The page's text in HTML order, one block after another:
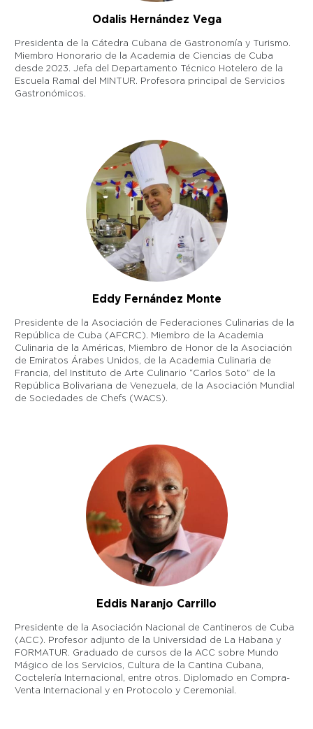
Odalis Hernández Vega
Presidenta de la Cátedra Cubana de Gastronomía y Turismo.
Miembro Honorario de la Academia de Ciencias de Cuba
desde 2023. Jefa del Departamento Técnico Hotelero de la
Escuela Ramal del MINTUR. Profesora principal de Servicios
Gastronómicos.
Eddy Fernández Monte
Presidente de la Asociación de Federaciones Culinarias de la
República de Cuba (AFCRC). Miembro de la Academia
Culinaria de la Américas, Miembro de Honor de la Asociación
de Emiratos Árabes Unidos, de la Academia Culinaria de
Francia, del Instituto de Arte Culinario “Carlos Soto” de la
República Bolivariana de Venezuela, de la Asociación Mundial
de Sociedades de Chefs (WACS).
Eddis Naranjo Carrillo
Presidente de la Asociación Nacional de Cantineros de Cuba
(ACC). Profesor adjunto de la Universidad de La Habana y
FORMATUR. Graduado de cursos de la ACC sobre Mundo
Mágico de los Servicios, Cultura de la Cantina Cubana,
Coctelería Internacional, entre otros. Diplomado en Compra-
Venta Internacional y en Protocolo y Ceremonial.